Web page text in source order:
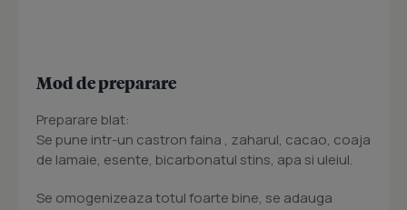
Mod de preparare
Preparare blat:
Se pune intr-un castron faina , zaharul, cacao, coaja
de lamaie, esente, bicarbonatul stins, apa si uleiul.
Se omogenizeaza totul foarte bine, se adauga